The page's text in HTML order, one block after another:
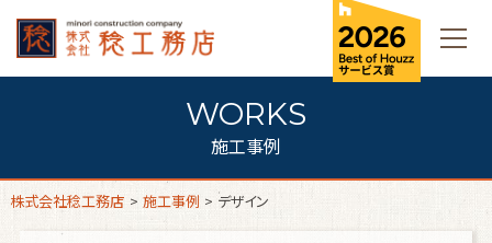
施工事例
株式会社稔工務店 > 施工事例 > デザイン